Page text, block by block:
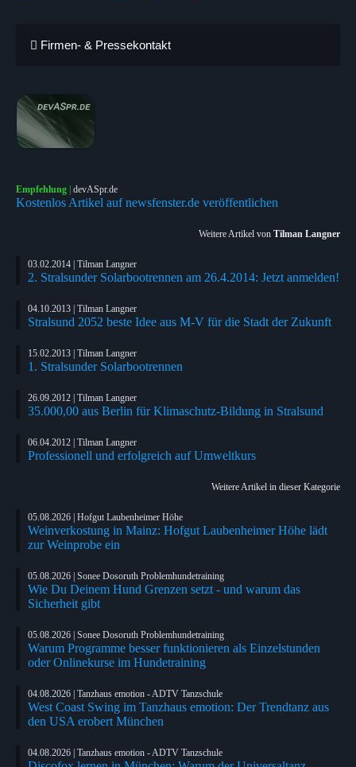
Firmen- & Pressekontakt
Empfehlung | devASpr.de
Kostenlos Artikel auf newsfenster.de veröffentlichen
Weitere Artikel von Tilman Langner
03.02.2014 | Tilman Langner
2. Stralsunder Solarbootrennen am 26.4.2014: Jetzt anmelden!
04.10.2013 | Tilman Langner
Stralsund 2052 beste Idee aus M-V für die Stadt der Zukunft
15.02.2013 | Tilman Langner
1. Stralsunder Solarbootrennen
26.09.2012 | Tilman Langner
35.000,00 aus Berlin für Klimaschutz-Bildung in Stralsund
06.04.2012 | Tilman Langner
Professionell und erfolgreich auf Umweltkurs
Weitere Artikel in dieser Kategorie
05.08.2026 | Hofgut Laubenheimer Höhe
Weinverkostung in Mainz: Hofgut Laubenheimer Höhe lädt
zur Weinprobe ein
05.08.2026 | Sonee Dosoruth Problemhundetraining
Wie Du Deinem Hund Grenzen setzt - und warum das
Sicherheit gibt
05.08.2026 | Sonee Dosoruth Problemhundetraining
Warum Programme besser funktionieren als Einzelstunden
oder Onlinekurse im Hundetraining
04.08.2026 | Tanzhaus emotion - ADTV Tanzschule
West Coast Swing im Tanzhaus emotion: Der Trendtanz aus
den USA erobert München
04.08.2026 | Tanzhaus emotion - ADTV Tanzschule